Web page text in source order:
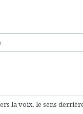
la voix, le sens